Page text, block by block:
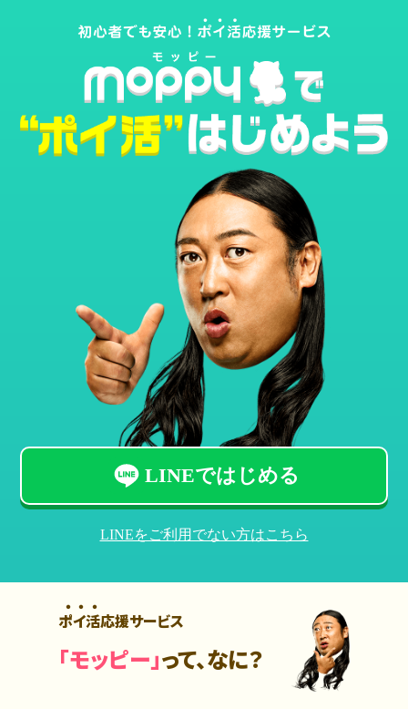
LINEではじめる
LINEをご利用でない方はこちら
ポイ活応援サービス
「モッピー」って、なに？